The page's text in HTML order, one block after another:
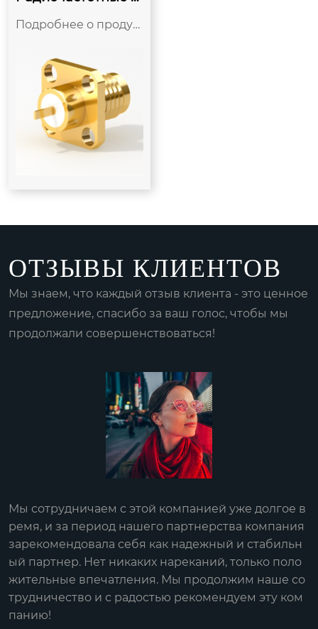
Подробнее о продук
диочастотных коакси
альных разъемов SS
MA заключаются в не
больших размерах, п
ревосходных механи
ческих и электричес
ОТЗЫВЫ КЛИЕНТОВ
Мы знаем, что каждый отзыв клиента - это ценное
предложение, спасибо за ваш голос, чтобы мы
продолжали совершенствоваться!
После оформления заказа нам сразу был назначе
н персональный менеджер, который внимательн
о сопровождал наш заказ на каждом этапе. Постав
ка была выполнена вовремя, а послепродажное о
бслуживание было очень оперативным. Работая
с Хуаюань, мы не беспокоимся о заказах.